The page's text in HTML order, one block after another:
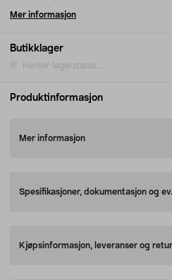
Butikklager
Henter lagerstatus...
Mer informasjon
Produktinformasjon
Mer informasjon
Spesifikasjoner, dokumentasjon og
Kjøpsinformasjon, leveranser og